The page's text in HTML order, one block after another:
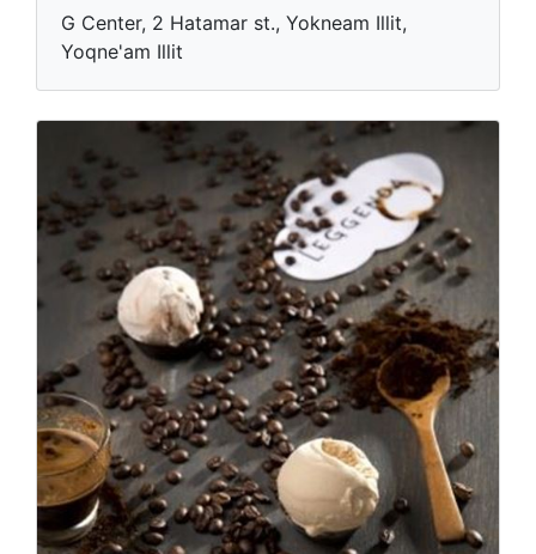
G Center, 2 Hatamar st., Yokneam Illit,
Yoqne'am Illit